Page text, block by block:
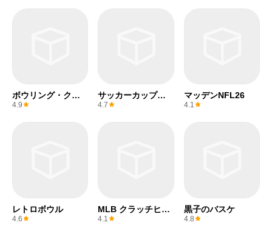
ボウリング・クル
ー
4.9
サッカーカップ
2025
4.7
マッデンNFL26
4.1
レトロボウル
4.6
MLB クラッチヒッ
トベースボール 24
4.1
黒子のバスケ
4.8